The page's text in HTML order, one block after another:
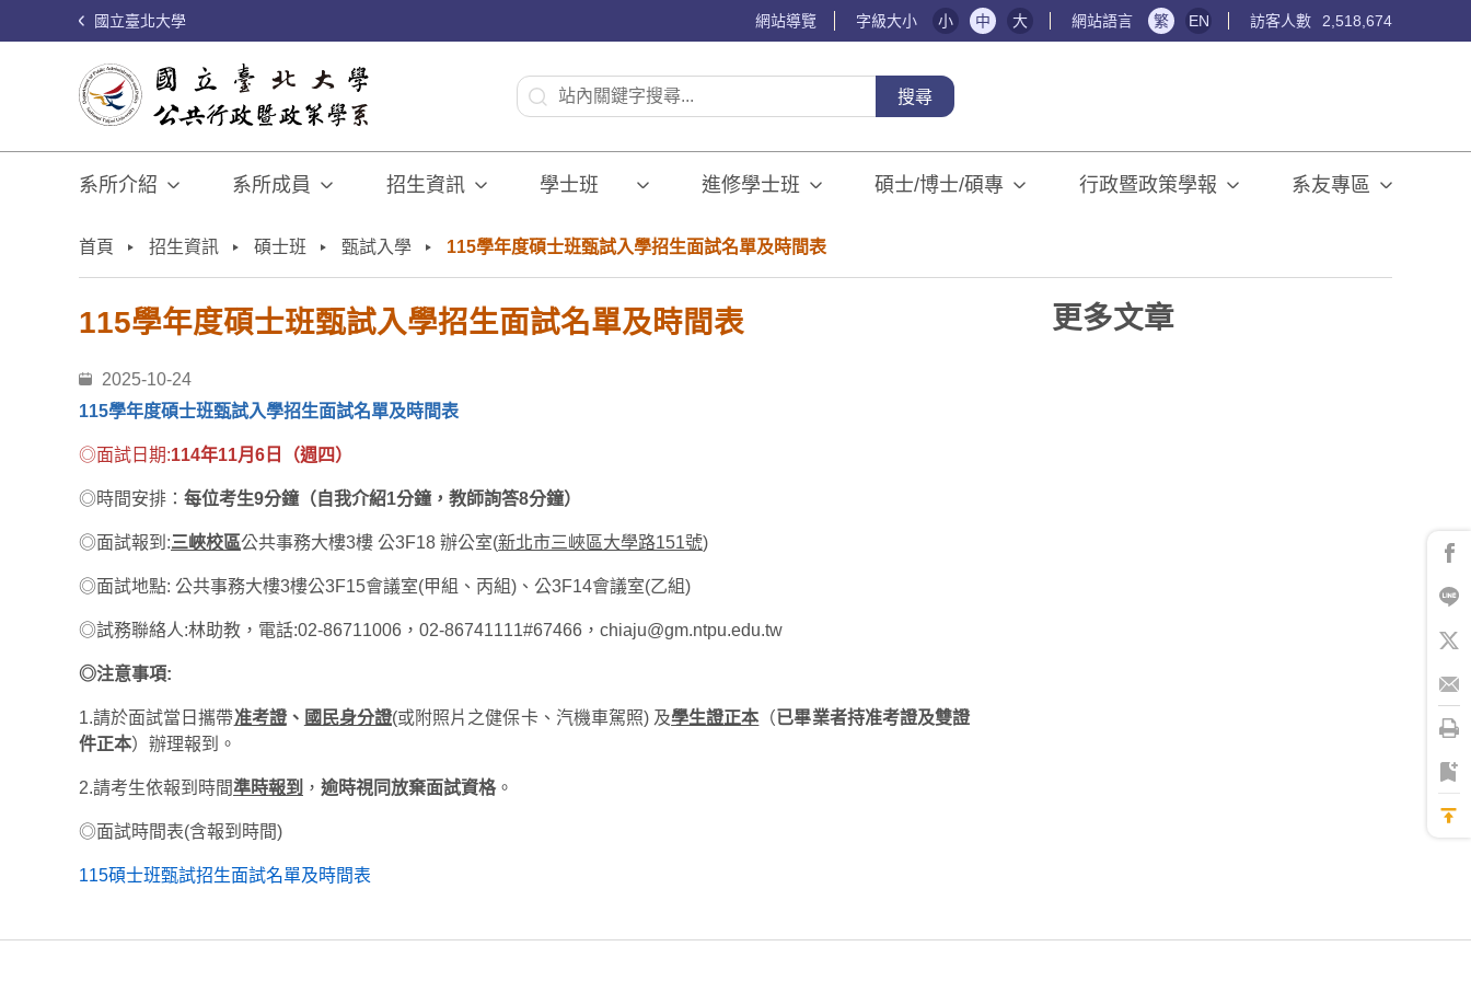
國立臺北大學 網站導覽 字級大小 小 中 大 網站語言 繁 EN 訪客人數 2,518,674
搜尋
系所介紹 系所成員 招生資訊 學士班⠀⠀ 進修學士班 碩士/博士/碩專 行政暨政策學報 系友專區
首頁 招生資訊 碩士班 甄試入學 115學年度碩士班甄試入學招生面試名單及時間表
115學年度碩士班甄試入學招生面試名單及時間表
2025-10-24
115學年度碩士班甄試入學招生面試名單及時間表
◎面試日期:114年11月 6 日（週四）
◎時間安排： 每位考生9分鐘（自我介紹1分鐘，教師詢答8分鐘）
◎面試報到:三峽校區公共事務大樓3樓 公3F18 辦公室(新北市三峽區大學路151號)
◎面試地點: 公共事務大樓3樓公3F15會議室(甲組、丙組)、公3F14會議室(乙組)
◎試務聯絡人:林助教，電話:02-86711006，02-86741111#67466，chiaju@gm.ntpu.edu.tw
◎注意事項:
1.請於面試當日攜帶准考證、 國民身分證(或附照片之健保卡、汽機車駕照) 及學生證正本 （已畢業者持准考證及雙證
件正本）辦理報到。
2.請考生依報到時間準時報到 ， 逾時視同放棄面試資格。
◎面試時間表(含報到時間)
115碩士班甄試招生面試名單及時間表
更多文章